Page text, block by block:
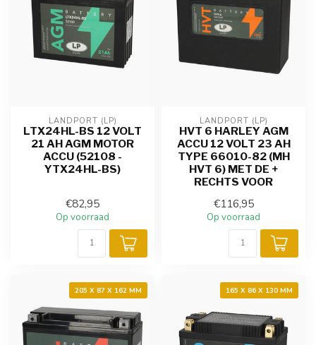
LANDPORT (LP)
LTX24HL-BS 12 VOLT
21 AH AGM MOTOR
ACCU (52108 -
YTX24HL-BS)
€82,95
Op voorraad
LANDPORT (LP)
HVT 6 HARLEY AGM
ACCU 12 VOLT 23 AH
TYPE 66010-82 (MH
HVT 6) MET DE +
RECHTS VOOR
€116,95
Op voorraad
205 X 87 X 162 MM 165 X 86 X 130 MM